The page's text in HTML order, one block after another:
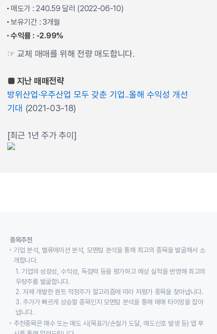
매도가 : 240.59 달러 (2022-06-10)
보유기간 : 3개월
수익률 : -2.99%
☞ 교체 매매를 위해 전량 매도합니다.
■ 지난 매매전략
방위산업·우주산업 모두 갖춘 기업..올해 수익성 개선
기대 (2021-03-18)
[최근 1년 주가 추이]
종목추천
기업 분석, 밸류에이션 분석, 모멘텀 분석을 통해 최고의 종목을 발굴해서 소
개합니다.
1. 기업의 성장성, 수익성, 독점력 등을 평가하고 예상 실적을 반영해 최고의
우량주를 발굴합니다.
2. 자체 개발한 퀀트 적정주가 알고리즘에 따라 저평가 종목을 찾아냅니다.
3. 주가가 빠르게 상승할 종목인지 모멘텀 분석을 통해 매매 타이밍을 잡아
냅니다.
추천종목은 매수 또는 매도 시(목표가/손절가 도달, 매도신호 발생 등) 앱 푸